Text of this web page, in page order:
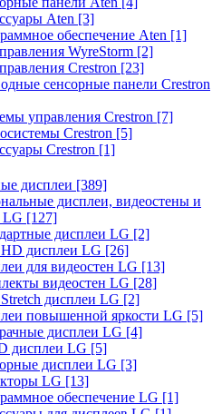
Aten [3]
обеспечение Aten [1]
WyreStorm [2]
Crestron [23]
сенсорные панели Crestron
управления Crestron [7]
Crestron [5]
Crestron [1]
дисплеи [389]
дисплеи, видеостены и
LG [127]
дисплеи LG [2]
дисплеи LG [26]
для видеостен LG [13]
видеостен LG [28]
дисплеи LG [2]
повышенной яркости LG [5]
дисплеи LG [4]
дисплеи LG [5]
дисплеи LG [3]
LG [13]
обеспечение LG [1]